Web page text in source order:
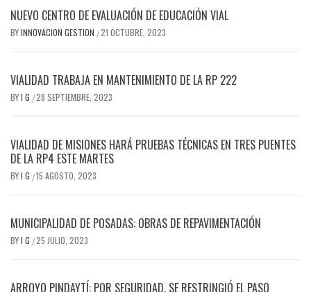
NUEVO CENTRO DE EVALUACIÓN DE EDUCACIÓN VIAL
BYINNOVACION GESTION /21 OCTUBRE, 2023
VIALIDAD TRABAJA EN MANTENIMIENTO DE LA RP 222
BYI G /28 SEPTIEMBRE, 2023
VIALIDAD DE MISIONES HARÁ PRUEBAS TÉCNICAS EN TRES PUENTES
DE LA RP4 ESTE MARTES
BYI G /15 AGOSTO, 2023
MUNICIPALIDAD DE POSADAS: OBRAS DE REPAVIMENTACIÓN
BYI G /25 JULIO, 2023
ARROYO PINDAYTÍ: POR SEGURIDAD, SE RESTRINGIÓ EL PASO